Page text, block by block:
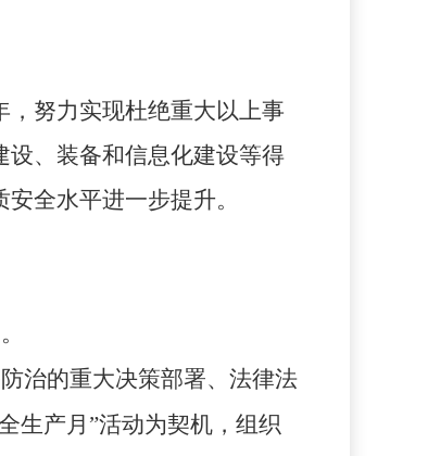
，努力实现杜绝重大以上事
、装备和信息化建设等得
全水平进一步提升。
治的重大决策部署、法律法
生产月”活动为契机，组织